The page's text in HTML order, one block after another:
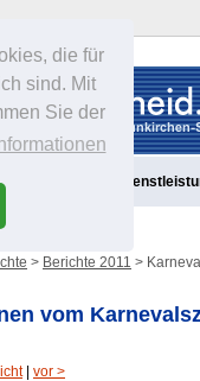
die für
sind. Mit
Sie der
> Berichte 2011 >
vom
| vor >